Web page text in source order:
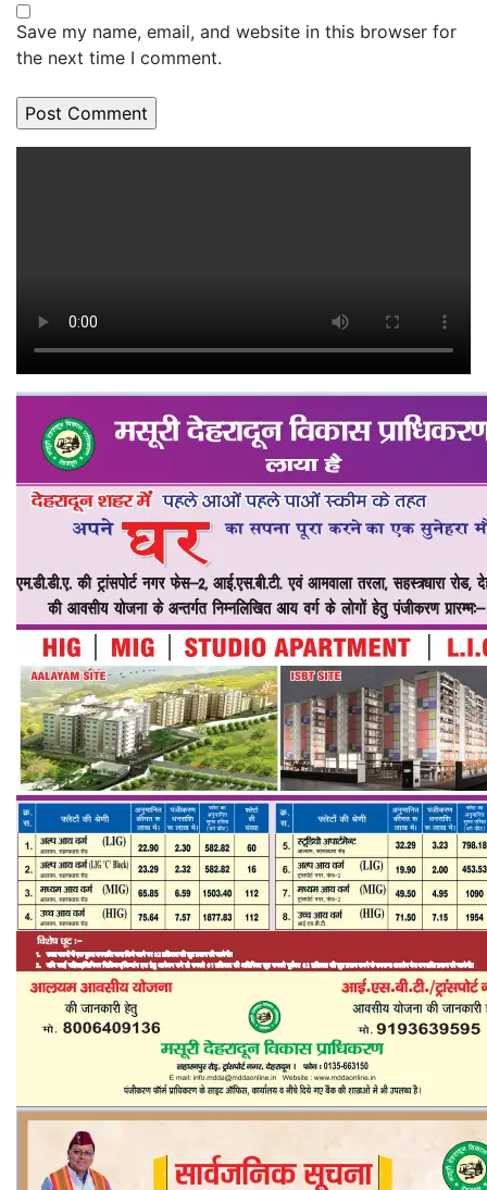
Save my name, email, and website in this browser for
the next time I comment.